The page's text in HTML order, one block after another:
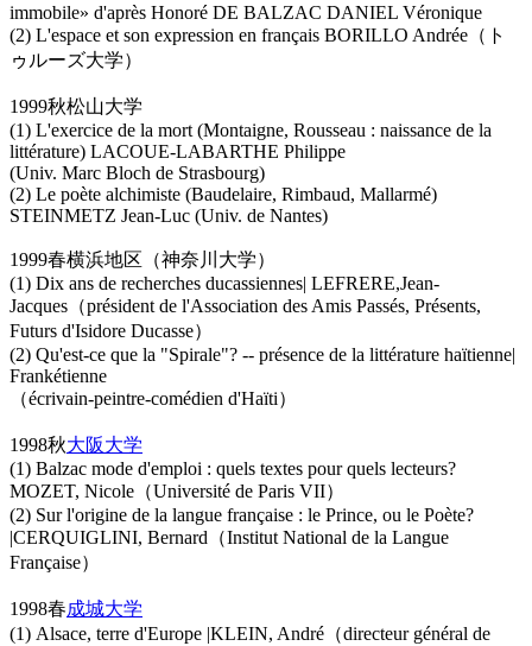
immobile» d'après Honoré DE BALZAC DANIEL Véronique
(2) L'espace et son expression en français BORILLO Andrée（ト
ゥルーズ大学）
1999秋松山大学
(1) L'exercice de la mort (Montaigne, Rousseau : naissance de la
littérature) LACOUE-LABARTHE Philippe
(Univ. Marc Bloch de Strasbourg)
(2) Le poète alchimiste (Baudelaire, Rimbaud, Mallarmé)
STEINMETZ Jean-Luc (Univ. de Nantes)
1999春横浜地区（神奈川大学）
(1) Dix ans de recherches ducassiennes| LEFRERE,Jean-
Jacques（président de l'Association des Amis Passés, Présents,
Futurs d'Isidore Ducasse）
(2) Qu'est-ce que la "Spirale"? -- présence de la littérature haïtienne|
Frankétienne
（écrivain-peintre-comédien d'Haïti）
1998秋大阪大学
(1) Balzac mode d'emploi : quels textes pour quels lecteurs?
MOZET, Nicole（Université de Paris VII）
(2) Sur l'origine de la langue française : le Prince, ou le Poète?
|CERQUIGLINI, Bernard（Institut National de la Langue
Française）
1998春成城大学
(1) Alsace, terre d'Europe |KLEIN, André（directeur général de